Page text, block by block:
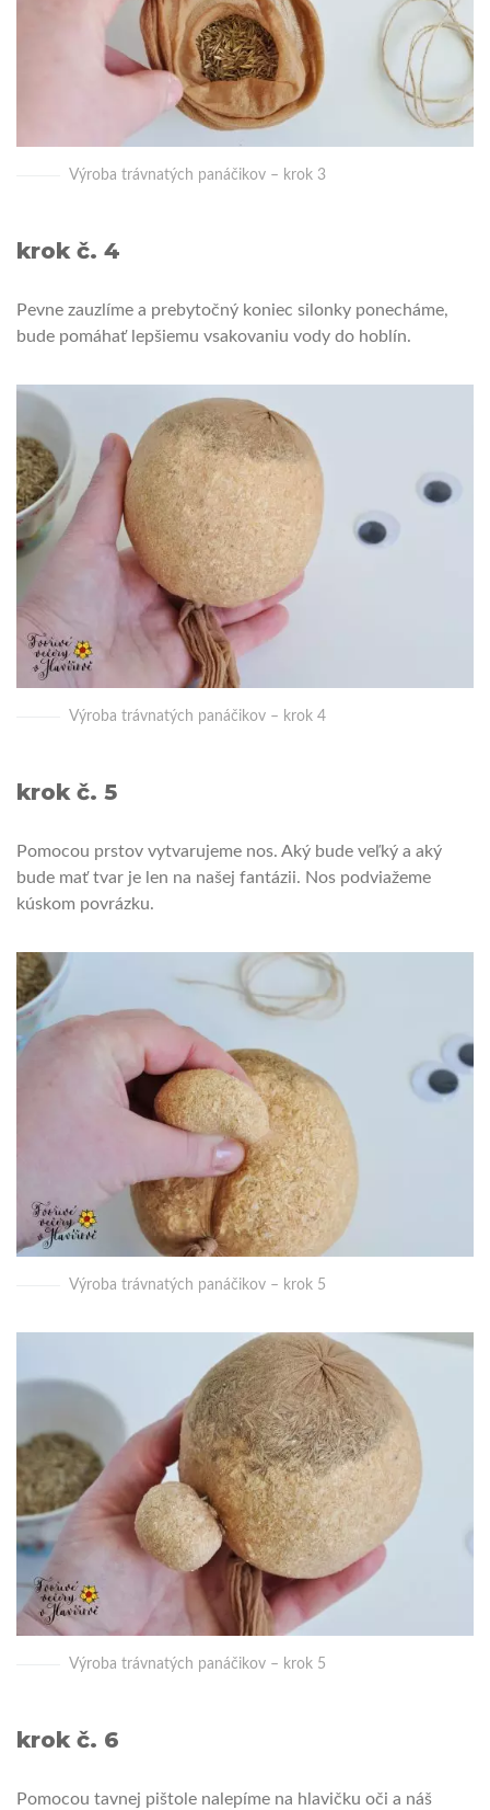
Výroba trávnatých panáčikov – krok 3
krok č. 4
Pevne zauzlíme a prebytočný koniec silonky ponecháme,
bude pomáhať lepšiemu vsakovaniu vody do hoblín.
Výroba trávnatých panáčikov – krok 4
krok č. 5
Pomocou prstov vytvarujeme nos. Aký bude veľký a aký
bude mať tvar je len na našej fantázii. Nos podviažeme
kúskom povrázku.
Výroba trávnatých panáčikov – krok 5
Výroba trávnatých panáčikov – krok 5
krok č. 6
Pomocou tavnej pištole nalepíme na hlavičku oči a náš